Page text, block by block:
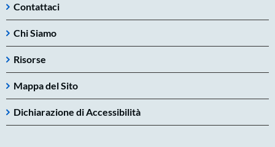
Contattaci
Chi Siamo
Risorse
Mappa del Sito
Dichiarazione di Accessibilità